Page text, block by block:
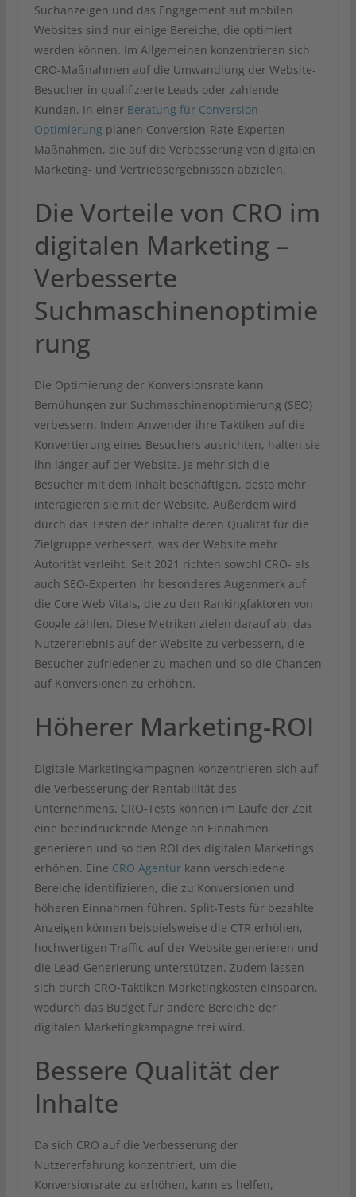
Suchanzeigen und das Engagement auf mobilen
Websites sind nur einige Bereiche, die optimiert
werden können. Im Allgemeinen konzentrieren sich
CRO-Maßnahmen auf die Umwandlung der Website-
Besucher in qualifizierte Leads oder zahlende
Kunden. In einer Beratung für Conversion
Optimierung planen Conversion-Rate-Experten
Maßnahmen, die auf die Verbesserung von digitalen
Marketing- und Vertriebsergebnissen abzielen.
Die Vorteile von CRO im
digitalen Marketing –
Verbesserte
Suchmaschinenoptimie
rung
Die Optimierung der Konversionsrate kann
Bemühungen zur Suchmaschinenoptimierung (SEO)
verbessern. Indem Anwender ihre Taktiken auf die
Konvertierung eines Besuchers ausrichten, halten sie
ihn länger auf der Website. Je mehr sich die
Besucher mit dem Inhalt beschäftigen, desto mehr
interagieren sie mit der Website. Außerdem wird
durch das Testen der Inhalte deren Qualität für die
Zielgruppe verbessert, was der Website mehr
Autorität verleiht. Seit 2021 richten sowohl CRO- als
auch SEO-Experten ihr besonderes Augenmerk auf
die Core Web Vitals, die zu den Rankingfaktoren von
Google zählen. Diese Metriken zielen darauf ab, das
Nutzererlebnis auf der Website zu verbessern, die
Besucher zufriedener zu machen und so die Chancen
auf Konversionen zu erhöhen.
Höherer Marketing-ROI
Digitale Marketingkampagnen konzentrieren sich auf
die Verbesserung der Rentabilität des
Unternehmens. CRO-Tests können im Laufe der Zeit
eine beeindruckende Menge an Einnahmen
generieren und so den ROI des digitalen Marketings
erhöhen. Eine CRO Agenturkann verschiedene
Bereiche identifizieren, die zu Konversionen und
höheren Einnahmen führen. Split-Tests für bezahlte
Anzeigen können beispielsweise die CTR erhöhen,
hochwertigen Traffic auf der Website generieren und
die Lead-Generierung unterstützen. Zudem lassen
sich durch CRO-Taktiken Marketingkosten einsparen,
wodurch das Budget für andere Bereiche der
digitalen Marketingkampagne frei wird.
Bessere Qualität der
Inhalte
Da sich CRO auf die Verbesserung der
Nutzererfahrung konzentriert, um die
Konversionsrate zu erhöhen, kann es helfen,